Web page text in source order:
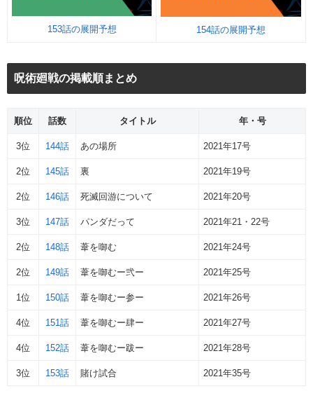
153話の展開予想 154話の展開予想
呪術廻戦の掲載順まとめ
順位 話数 タイトル 年・号
3位 144話 あの場所 2021年17号
2位 145話 裏 2021年19号
2位 146話 死滅回游について 2021年20号
3位 147話 パンダだって 2021年21・22号
2位 148話 葦を啣む 2021年24号
2位 149話 葦を啣むー弐ー 2021年25号
1位 150話 葦を啣むー参ー 2021年26号
4位 151話 葦を啣むー肆ー 2021年27号
4位 152話 葦を啣むー跋ー 2021年28号
3位 153話 賭け試合 2021年35号